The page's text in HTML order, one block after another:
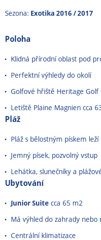
Sezona: Exotika 2016 / 2017
Poloha
Klidná přírodní oblast pod
Perfektní výhledy do okolí
Golfové hřiště Heritage Golf
Letiště Plaine Magnien cca
Pláž
Pláž s bělostným pískem
Jemný písek, pozvolný vstup
Lehátka, slunečníky a
Ubytování
Junior Suite cca 65 m2
Má výhled do zahrady nebo
Centrální klimatizace